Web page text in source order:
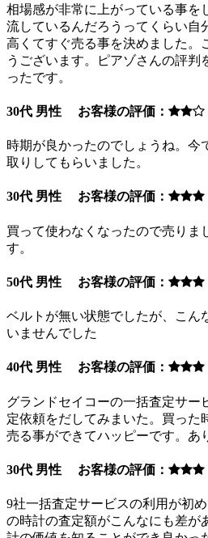
相場感が非常に上がっている事を
流しているんだろうってくらい自
高くてすぐ売る事を決めました。
うございます。ピアゾさんの評判
ったです。
30代 男性 お客様の評価：
時期が良かったのでしょうね。今
取りしてもらいました。
30代 男性 お客様の評価：
買って使わなくなったので売りま
す。
50代 男性 お客様の評価：
ベルトが無い状態でしたが、こん
いませんでした
40代 男性 お客様の評価：
グランドセイコーの一括査定サー
定依頼をだしてみまいた。買った
売る事ができてハッピーです。あ
30代 男性 お客様の評価：
9社一括査定サービスの利用が初
の時計の査定額がこんなにも差が